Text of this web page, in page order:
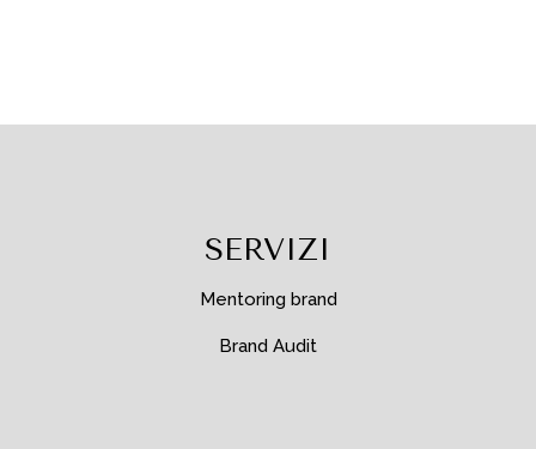
SERVIZI
Mentoring brand
Brand Audit